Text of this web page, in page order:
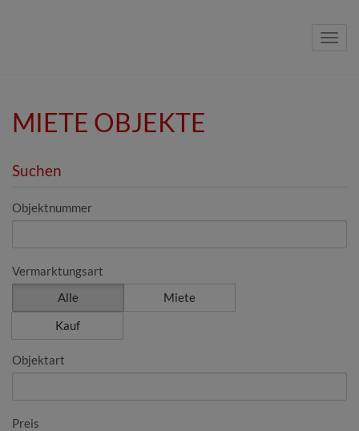
MIETE OBJEKTE
Suchen
Objektnummer
Vermarktungsart
Alle
Miete
Kauf
Objektart
Preis